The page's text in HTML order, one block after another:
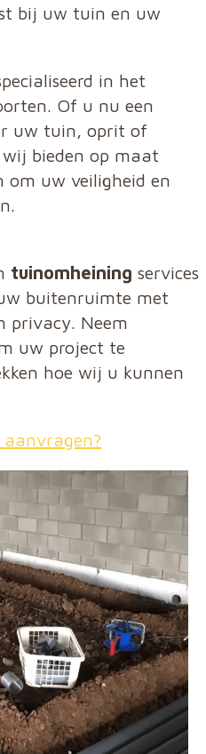
bij uw tuin en uw
in het
Of u nu een
uw tuin, oprit of
bieden op maat
om uw veiligheid en
tuinomheining services
buitenruimte met
privacy. Neem
uw project te
hoe wij u kunnen